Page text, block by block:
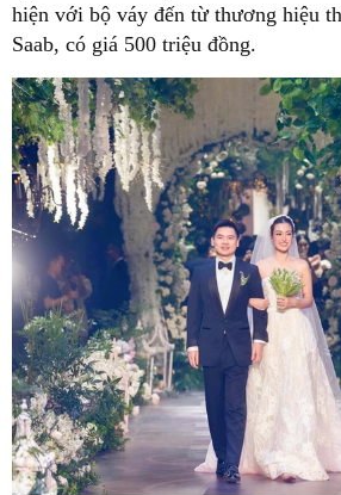
hiện với bộ váy đến từ thương hiệu
Saab, có giá 500 triệu đồng.